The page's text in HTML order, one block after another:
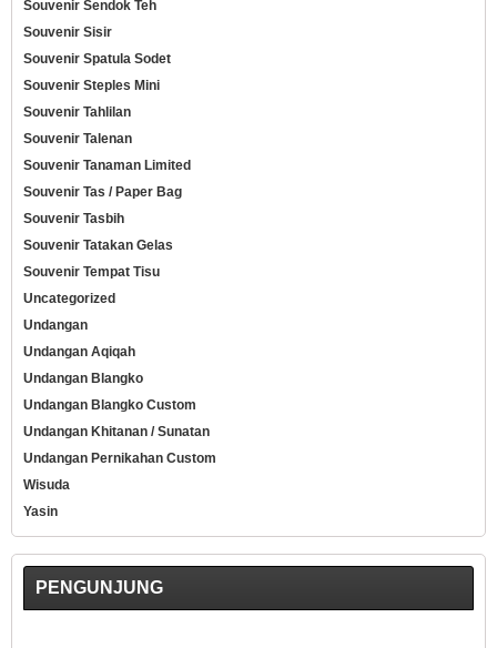
Souvenir Sendok Teh
Souvenir Sisir
Souvenir Spatula Sodet
Souvenir Steples Mini
Souvenir Tahlilan
Souvenir Talenan
Souvenir Tanaman Limited
Souvenir Tas / Paper Bag
Souvenir Tasbih
Souvenir Tatakan Gelas
Souvenir Tempat Tisu
Uncategorized
Undangan
Undangan Aqiqah
Undangan Blangko
Undangan Blangko Custom
Undangan Khitanan / Sunatan
Undangan Pernikahan Custom
Wisuda
Yasin
PENGUNJUNG